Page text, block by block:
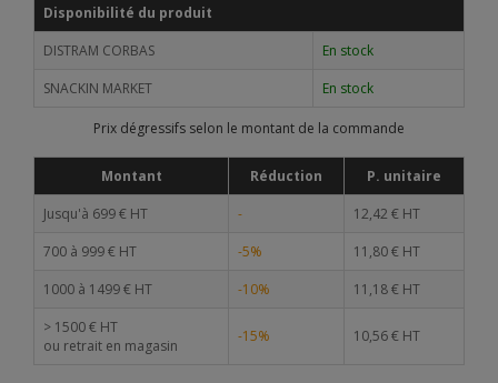
Disponibilité du produit
DISTRAM CORBAS
En stock
SNACKIN MARKET
En stock
Prix dégressifs selon le montant de la commande
Montant Réduction
P. unitaire
Jusqu'à 699 € HT
-
12,42 € HT
700 à 999 € HT
-5%
11,80 € HT
1000 à 1499 € HT
-10%
11,18 € HT
> 1500 € HT
ou retrait en magasin
-15% 10,56 € HT